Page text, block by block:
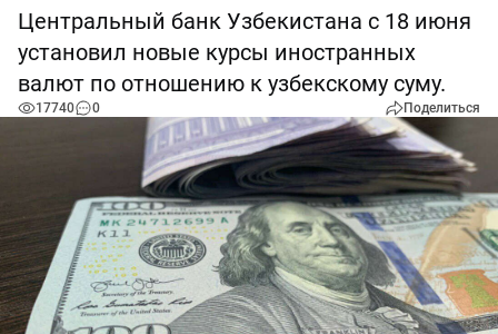
Центральный банк Узбекистана с 18 июня
установил новые курсы иностранных
валют по отношению к узбекскому суму.
17740 0 Поделиться